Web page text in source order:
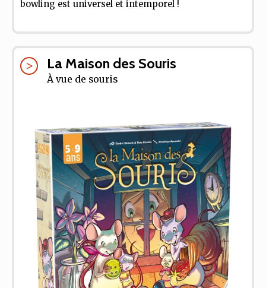
bowling est universel et intemporel !
La Maison des Souris
À vue de souris